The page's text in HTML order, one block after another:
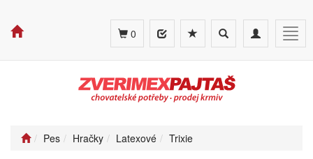
Toggle
navigation
Toggle
search
0
Pes Hračky Latexové Trixie